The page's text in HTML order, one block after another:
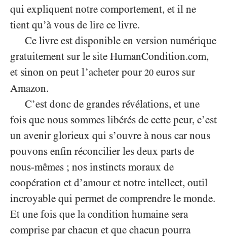
qui expliquent notre comportement, et il ne
tient qu’à vous de lire ce livre.
Ce livre est disponible en version numérique
gratuitement sur le site HumanCondition.com,
et sinon on peut l’acheter pour 20 euros sur
Amazon.
C’est donc de grandes révélations, et une
fois que nous sommes libérés de cette peur, c’est
un avenir glorieux qui s’ouvre à nous car nous
pouvons enfin réconcilier les deux parts de
nous-mêmes ; nos instincts moraux de
coopération et d’amour et notre intellect, outil
incroyable qui permet de comprendre le monde.
Et une fois que la condition humaine sera
comprise par chacun et que chacun pourra